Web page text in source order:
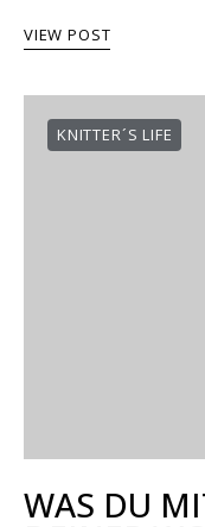
VIEW POST
KNITTER´S LIFE
WAS DU